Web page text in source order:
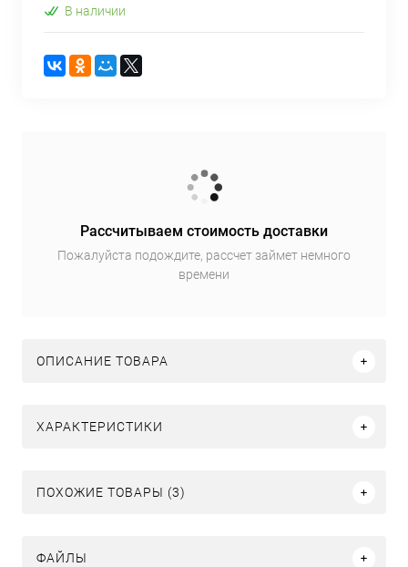
В наличии
Рассчитываем стоимость доставки
Пожалуйста подождите, рассчет займет немного
времени
ОПИСАНИЕ ТОВАРА
ХАРАКТЕРИСТИКИ
ПОХОЖИЕ ТОВАРЫ (3)
ФАЙЛЫ